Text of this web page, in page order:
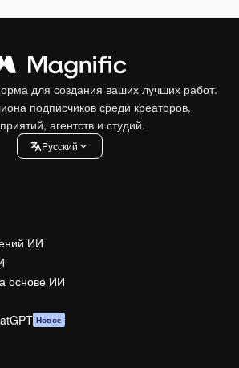
для создания ваших лучших работ.
подписчиков среди креаторов,
агентств и студий.
Pусский
ИИ
основе ИИ
Новое